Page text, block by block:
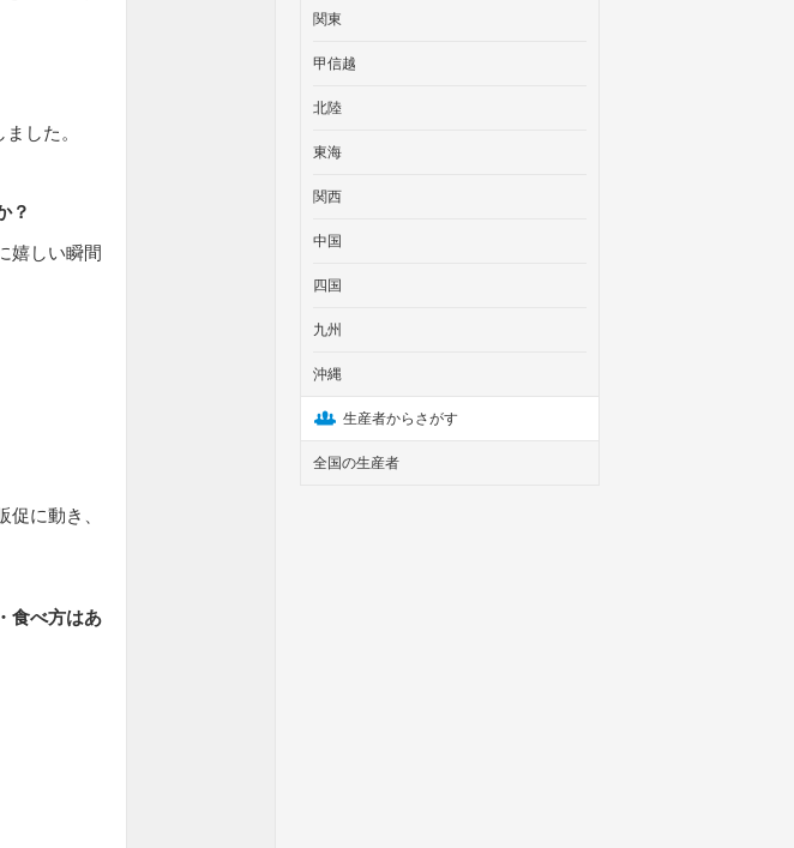
した。
？
嬉しい瞬間
に動き、
食べ方はあ
関東
甲信越
北陸
東海
関西
中国
四国
九州
沖縄
生産者からさがす
全国の生産者